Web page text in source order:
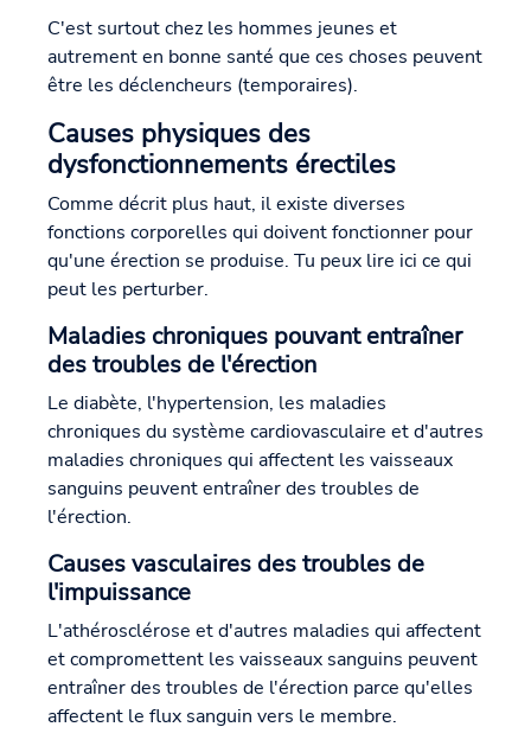
C'est surtout chez les hommes jeunes et
autrement en bonne santé que ces choses peuvent
être les déclencheurs (temporaires).
Causes physiques des
dysfonctionnements érectiles
Comme décrit plus haut, il existe diverses
fonctions corporelles qui doivent fonctionner pour
qu'une érection se produise. Tu peux lire ici ce qui
peut les perturber.
Maladies chroniques pouvant entraîner
des troubles de l'érection
Le diabète, l'hypertension, les maladies
chroniques du système cardiovasculaire et d'autres
maladies chroniques qui affectent les vaisseaux
sanguins peuvent entraîner des troubles de
l'érection.
Causes vasculaires des troubles de
l'impuissance
L'athérosclérose et d'autres maladies qui affectent
et compromettent les vaisseaux sanguins peuvent
entraîner des troubles de l'érection parce qu'elles
affectent le flux sanguin vers le membre.